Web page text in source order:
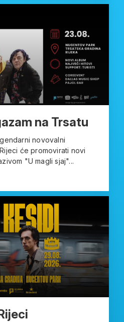
na Trsatu
novovalni
će promovirati novi
"U magli sjaj"...